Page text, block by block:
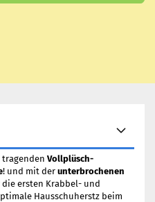
tragenden Vollplüsch-
! und mit der unterbrochenen
ersten Krabbel- und
Hausschuherstz beim